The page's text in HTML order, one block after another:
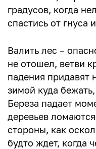
градусов, когда
спастись от гнуса
Валить лес –
не отошел, ветви
падения придавят
зимой куда
Береза падает
деревьев
стороны, как
будто ждет, когда